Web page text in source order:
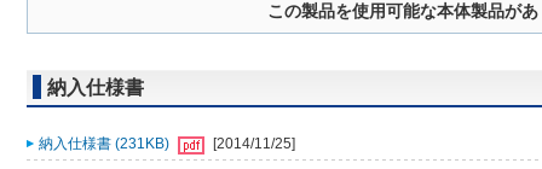
この製品を使用可能な本体製品が
納入仕様書
納入仕様書 (231KB) [2014/11/25]